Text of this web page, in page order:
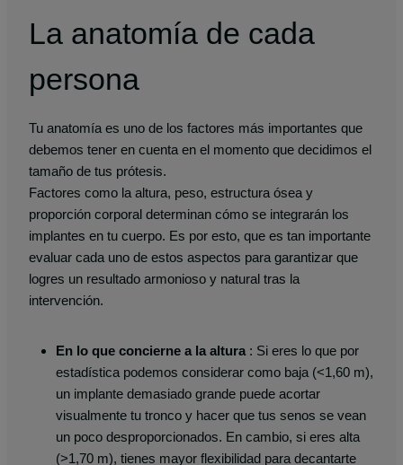
La anatomía de cada
persona
Tu anatomía es uno de los factores más importantes que
debemos tener en cuenta en el momento que decidimos el
tamaño de tus prótesis.
Factores como la altura, peso, estructura ósea y
proporción corporal determinan cómo se integrarán los
implantes en tu cuerpo. Es por esto, que es tan importante
evaluar cada uno de estos aspectos para garantizar que
logres un resultado armonioso y natural tras la
intervención.
En lo que concierne a la altura : Si eres lo que por
estadística podemos considerar como baja (<1,60 m),
un implante demasiado grande puede acortar
visualmente tu tronco y hacer que tus senos se vean
un poco desproporcionados. En cambio, si eres alta
(>1,70 m), tienes mayor flexibilidad para decantarte